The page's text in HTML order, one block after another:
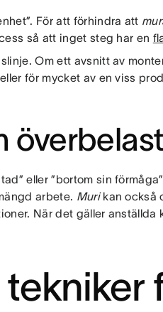
För att förhindra att
så att inget steg har en
Om ett avsnitt av
för mycket av en viss
eller ”bortom sin
arbete. Murikan också
När det gäller anställda